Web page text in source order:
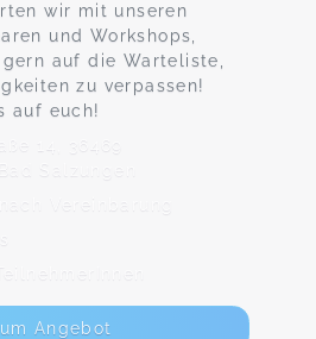
wir mit unseren
und Workshops,
auf die Warteliste,
zu verpassen!
auf euch!
14, 36469
Salzungen
Vereinbarung
Angebot